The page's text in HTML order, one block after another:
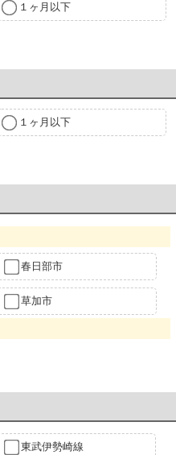
１ヶ月以下
１ヶ月以下
春日部市
草加市
東武伊勢崎線